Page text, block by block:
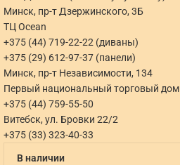
Минск, пр-т Дзержинского, 3Б
ТЦ Ocean
+375 (44) 719-22-22 (диваны)
+375 (29) 612-97-37 (панели)
Минск, пр-т Независимости, 134
Первый национальный торговый дом
+375 (44) 759-55-50
Витебск, ул. Бровки 22/2
+375 (33) 323-40-33
В наличии